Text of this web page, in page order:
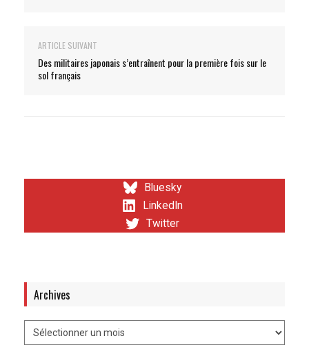
ARTICLE SUIVANT
Des militaires japonais s’entraînent pour la première fois sur le
sol français
Bluesky
LinkedIn
Twitter
Archives